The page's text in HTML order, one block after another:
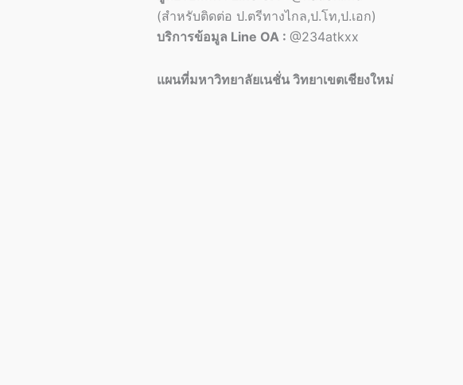
(สำหรับติดต่อ ป.ตรีทางไกล,ป.โท,ป.เอก)
บริการข้อมูล Line OA : @234atkxx
แผนที่มหาวิทยาลัยเนชั่น วิทยาเขตเชียงใหม่